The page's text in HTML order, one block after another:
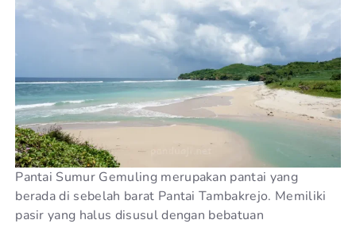
Pantai Sumur Gemuling merupakan pantai yang
berada di sebelah barat Pantai Tambakrejo. Memiliki
pasir yang halus disusul dengan bebatuan